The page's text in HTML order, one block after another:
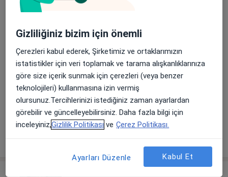
Dr. Dt. Nevzat Sezer Işıksaçan
6 görüş
Adres Online
Nevzat Sezer Işıksaçan Muayenehanesi
Gizliliğiniz bizim için önemli
Çerezleri kabul ederek, Şirketimiz ve ortaklarımızın
istatistikler için veri toplamak ve tarama alışkanlıklarınıza
göre size içerik sunmak için çerezleri (veya benzer
teknolojileri) kullanmasına izin vermiş
olursunuz.Tercihlerinizi istediğiniz zaman ayarlardan
görebilir ve güncelleyebilirsiniz. Daha fazla bilgi için
inceleyiniz,Gizlilik Politikası ve Çerez Politikası.
Ayarları Düzenle Kabul Et